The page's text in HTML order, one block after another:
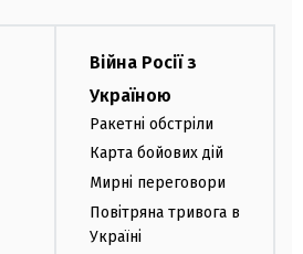
Війна Росії з
Україною
Ракетні обстріли
Карта бойових дій
Мирні переговори
Повітряна тривога в
Україні